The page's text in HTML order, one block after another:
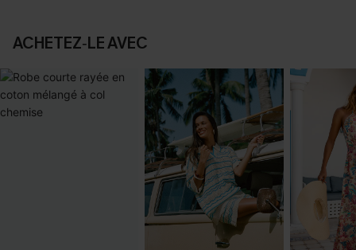
ACHETEZ‑LE AVEC